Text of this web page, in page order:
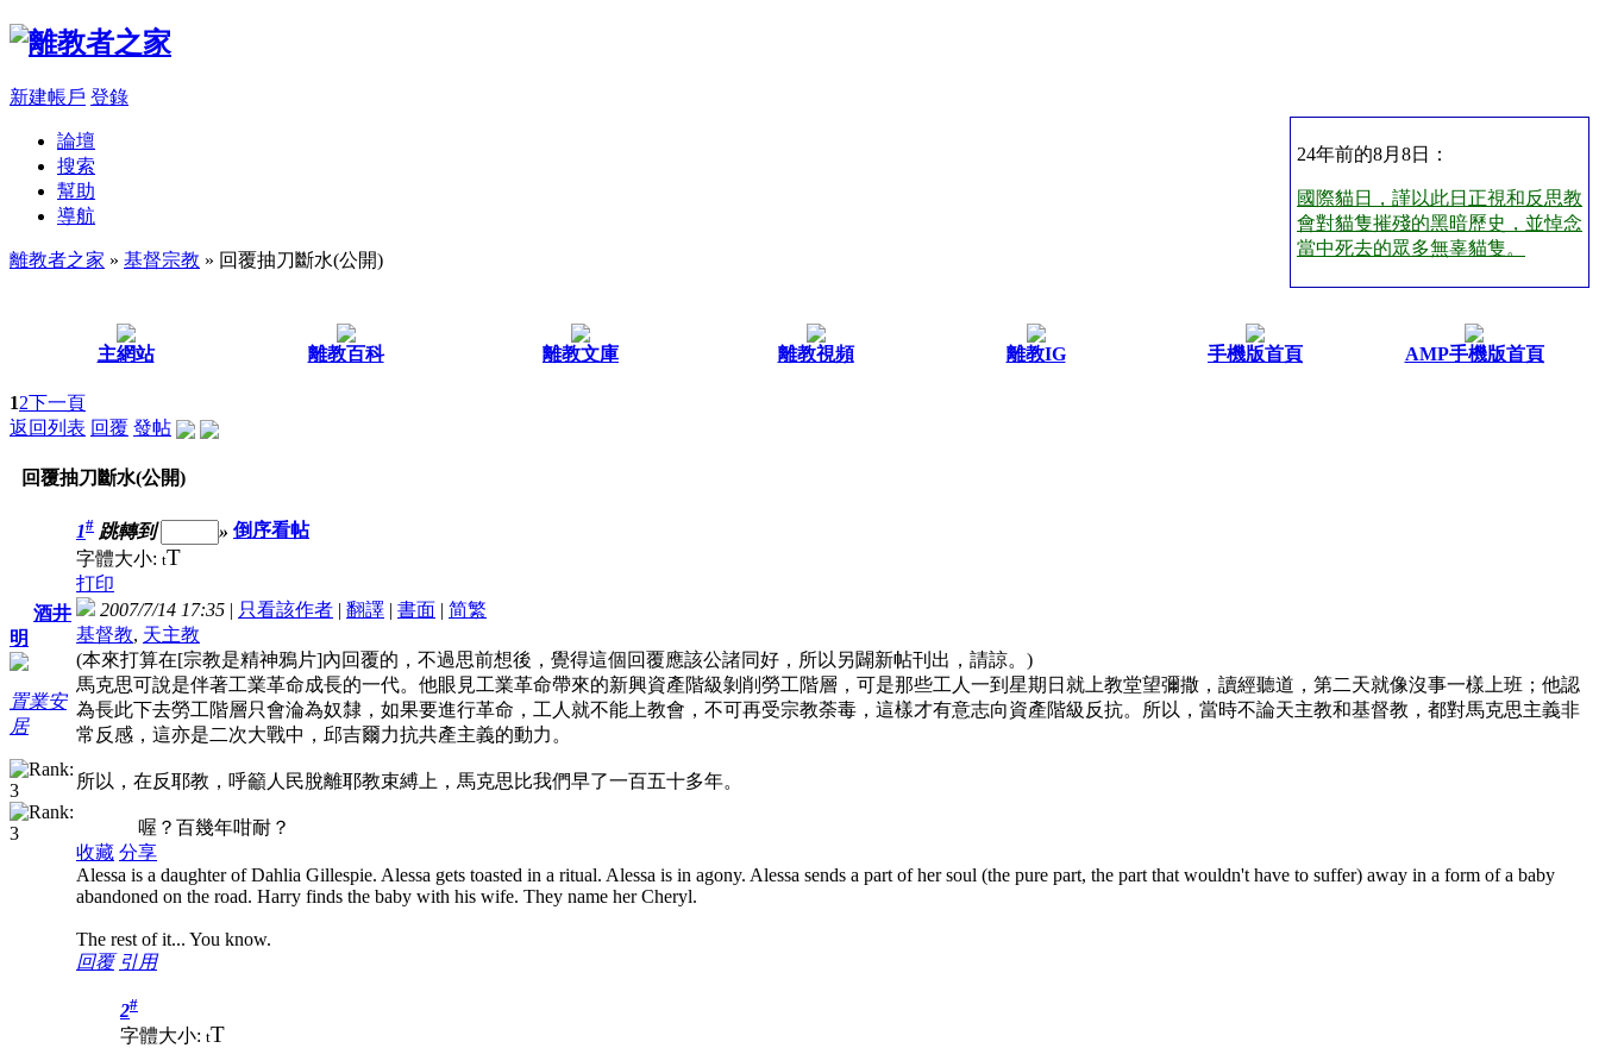
新建帳戶 登錄
24年前的8月8日：
國際貓日，謹以此日正視和反思教
會對貓隻摧殘的黑暗歷史，並悼念
當中死去的眾多無辜貓隻。
論壇
搜索
幫助
導航
離教者之家 » 基督宗教 » 回覆抽刀斷水(公開)
主網站 離教百科 離教文庫 離教視頻 離教IG 手機版首頁 AMP手機版首頁
12下一頁
返回列表 回覆 發帖
回覆抽刀斷水(公開)
酒井
明
置業安
居
1# 跳轉到 » 倒序看帖
字體大小: tT
打印
2007/7/14 17:35 | 只看該作者 | 翻譯 | 書面 | 简繁
基督教, 天主教
(本來打算在[宗教是精神鴉片]內回覆的，不過思前想後，覺得這個回覆應該公諸同好，所以另闢新帖刊出，請諒。)
馬克思可說是伴著工業革命成長的一代。他眼見工業革命帶來的新興資產階級剝削勞工階層，可是那些工人一到星期日就上教堂望彌撒，讀經聽道，第二天就像沒事一樣上班；他認
為長此下去勞工階層只會淪為奴隸，如果要進行革命， 工人就不能上教會，不可再受宗教荼毒，這樣才有意志向資產階級反抗。所以，當時不論天主教和基督教，都對馬克思主義非
常反感，這亦是二次大戰中，邱吉爾力抗共產主義的動力。
所以，在反耶教，呼籲人民脫離耶教束縛上，馬克思比我們早了一百五十多年。
喔？百幾年咁耐？
收藏 分享
Alessa is a daughter of Dahlia Gillespie. Alessa gets toasted in a ritual. Alessa is in agony. Alessa sends a part of her soul (the pure part, the part that wouldn't have to suffer) away in a form of a baby
abandoned on the road. Harry finds the baby with his wife. They name her Cheryl.
The rest of it... You know.
回覆 引用
2#
字體大小: tT